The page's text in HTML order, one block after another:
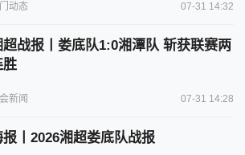
动态 07-31 14:32
超战报丨娄底队1:0湘潭队 斩获联赛两
胜
新闻 07-31 14:28
报丨2026湘超娄底队战报